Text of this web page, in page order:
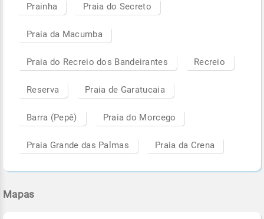
Prainha Praia do Secreto
Praia da Macumba
Praia do Recreio dos Bandeirantes Recreio
Reserva Praia de Garatucaia
Barra (Pepê) Praia do Morcego
Praia Grande das Palmas Praia da Crena
Mapas